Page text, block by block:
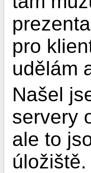
pro
udělám
Našel
servery
ale to
úložiště.